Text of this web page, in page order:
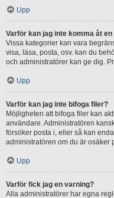
Upp
Varför kan jag inte komma åt
Vissa kategorier kan vara
visa, läsa, posta, osv. kan du
och administratörer kan ge dig.
Upp
Varför kan jag inte bifoga filer?
Möjligheten att bifoga filer kan
användare. Administratören
försöker posta i, eller så kan
administratören om du är osäker
Upp
Varför fick jag en varning?
Alla administratörer har egna